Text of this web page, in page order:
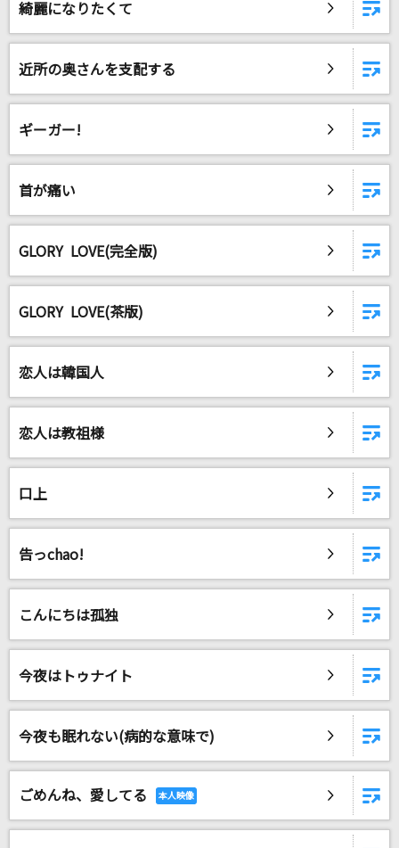
綺麗になりたくて
近所の奥さんを支配する
ギーガー!
首が痛い
GLORY LOVE(完全版)
GLORY LOVE(茶版)
恋人は韓国人
恋人は教祖様
口上
告っchao!
こんにちは孤独
今夜はトゥナイト
今夜も眠れない(病的な意味で)
ごめんね、愛してる